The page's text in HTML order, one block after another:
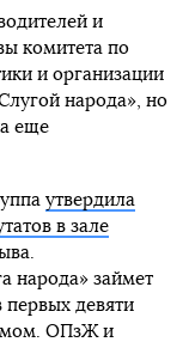
и
комитета по
и организации
народа», но
еще
утвердила
в зале
народа» займет
первых девяти
ОПзЖ и